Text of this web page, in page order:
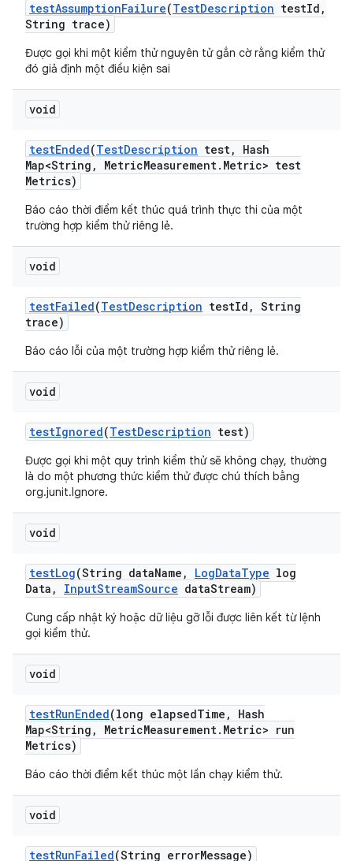
testAssumptionFailure(TestDescription testId ,
String trace)
Được gọi khi một kiểm thử nguyên tử gắn cờ rằng kiểm thử
đó giả định một điều kiện sai
void
testEnded(TestDescription test,
Hash
Map<String , MetricMeasurement. Metric> test
Metrics)
Báo cáo thời điểm kết thúc quá trình thực thi của một
trường hợp kiểm thử riêng lẻ.
void
testFailed(TestDescription testId , String
trace)
Báo cáo lỗi của một trường hợp kiểm thử riêng lẻ.
void
testIgnored(TestDescription test)
Được gọi khi một quy trình kiểm thử sẽ không chạy, thường
là do một phương thức kiểm thử được chú thích bằng
org.junit.Ignore.
void
testLog(String dataName , LogDataType log
Data , InputStreamSource dataStream)
Cung cấp nhật ký hoặc dữ liệu gỡ lỗi được liên kết từ lệnh
gọi kiểm thử.
void
testRunEnded(long elapsedTime ,
Hash
Map<String , MetricMeasurement. Metric> run
Metrics)
Báo cáo thời điểm kết thúc một lần chạy kiểm thử.
void
testRunFailed(String errorMessage)